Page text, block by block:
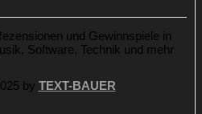
und Gewinnspiele in
Software, Technik und mehr
by TEXT-BAUER